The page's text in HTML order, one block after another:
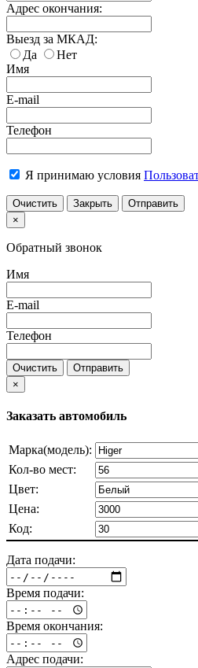
Адрес окончания:
Выезд за МКАД:
Да
Нет
Имя
E-mail
Телефон
Я принимаю условия
Очистить Закрыть
Отправить
×
Обратный звонок
Имя
E-mail
Телефон
Очистить
Отправить
×
Заказать автомобиль
Марка(модель):
Кол-во мест:
Цвет:
Цена:
Код:
Дата подачи:
Время подачи:
Время окончания:
Адрес подачи: